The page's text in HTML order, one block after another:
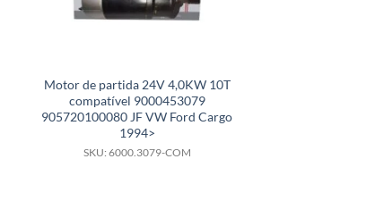
Motor de partida 24V 4,0KW 10T
compatível 9000453079
905720100080 JF VW Ford Cargo
1994>
SKU: 6000.3079-COM